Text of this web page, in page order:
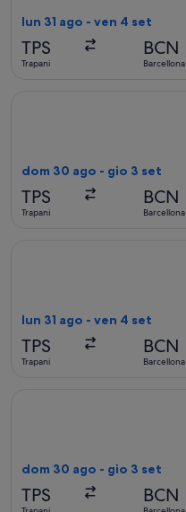
lun 31 ago - ven 4 set
TPS
Trapani
BCN
Barcellona
dom 30 ago - gio 3 set
TPS
Trapani
BCN
Barcellona
lun 31 ago - ven 4 set
TPS
Trapani
BCN
Barcellona
dom 30 ago - gio 3 set
TPS BCN